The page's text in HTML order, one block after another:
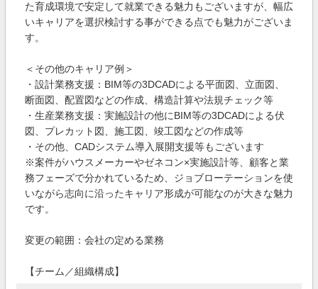
た育成環境で安定して就業できる魅力もございますが、幅広
いキャリアを選択検討する事ができる点でも魅力がございま
す。
＜その他のキャリア例＞
・設計業務支援：BIM等の3DCADによる平面図、立面図、
断面図、配置図などの作成、構造計算や法規チェック等
・生産業務支援：実施設計の他にBIM等の3DCADによる伏
図、プレカット図、施工図、竣工図などの作成等
・その他、CADシステム導入展開支援等もございます
※案件がハウスメーカーやゼネコン×実施設計等、顧客と業
務フェーズで分かれているため、ジョブローテーションを使
いながら志向に沿ったキャリア形成が可能なのが大きな魅力
です。
変更の範囲：会社の定める業務
【チーム／組織構成】